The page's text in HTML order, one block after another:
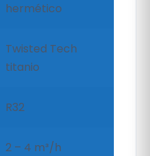
hermético
Twisted Tech
titanio
R32
2 – 4 m³/h